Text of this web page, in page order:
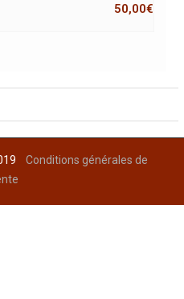
50,00€
Conditions générales de